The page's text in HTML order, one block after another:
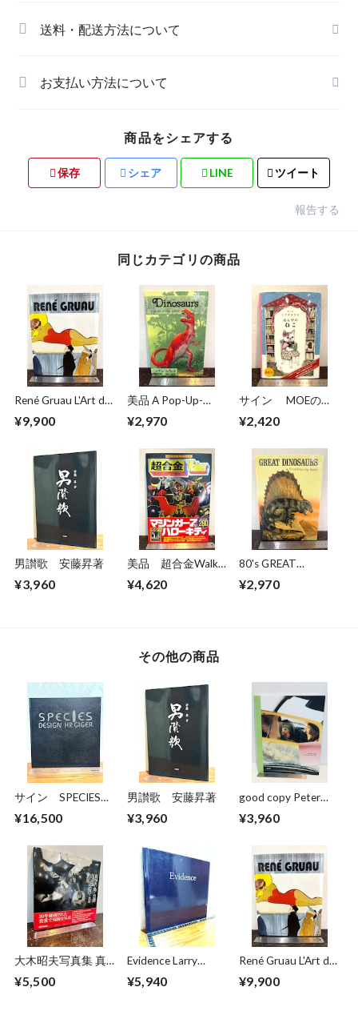
送料・配送方法について
お支払い方法について
商品をシェアする
保存 シェア LINE ツイート
報告する
同じカテゴリの商品
René Gruau L'Art de
of Advertising
¥9,900
美品 A Pop-Up-
Giants of the Earth
¥2,970
サイン MOEのえ
こ ヒグチユウコ
¥2,420
男讃歌 安藤昇著
¥3,960
美品 超合金Walkar
誕生40周年記念
¥4,620
80's GREAT
Pop−Up Book
¥2,970
その他の商品
サイン SPECIES
¥16,500
男讃歌 安藤昇著
¥3,960
good copy Peter
¥3,960
大木昭夫写真集 真
TAIWAN1971〜
¥5,500
Evidence Larry
¥5,940
René Gruau L'Art de
of Advertising
¥9,900